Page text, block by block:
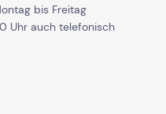
bis Freitag
Uhr auch telefonisch